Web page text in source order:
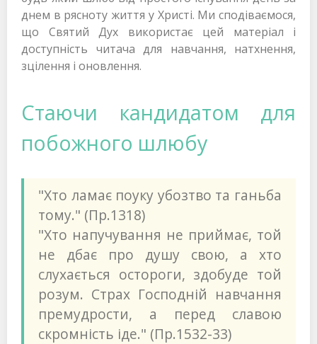
днем в рясноту життя у Христі. Ми сподіваємося,
що Святий Дух використає цей матеріал і
доступність читача для навчання, натхнення,
зцілення і оновлення.
Стаючи кандидатом для
побожного шлюбу
"Хто ламає поуку убозтво та ганьба
тому." (Пр.1318)
"Хто напучування не приймає, той
не дбає про душу свою, а хто
слухається остороги, здобуде той
розум. Страх Господній навчання
премудрости, а перед славою
скромність іде." (Пр.1532-33)